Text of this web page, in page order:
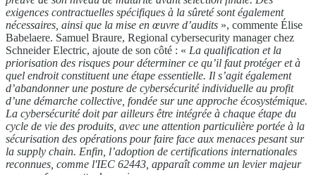
exigences contractuelles spécifiques à la sûreté sont également
nécessaires, ainsi que la mise en œuvre d’audits », commente Élise
Babelaere. Samuel Braure, Regional cybersecurity manager chez
Schneider Electric, ajoute de son côté : « La qualification et la
priorisation des risques pour déterminer ce qu’il faut protéger et à
quel endroit constituent une étape essentielle. Il s’agit également
d’abandonner une posture de cybersécurité individuelle au profit
d’une démarche collective, fondée sur une approche écosystémique.
La cybersécurité doit par ailleurs être intégrée à chaque étape du
cycle de vie des produits, avec une attention particulière portée à la
sécurisation des opérations pour faire face aux menaces pesant sur
la supply chain. Enfin, l’adoption de certifications internationales
reconnues, comme l'IEC 62443, apparaît comme un levier majeur